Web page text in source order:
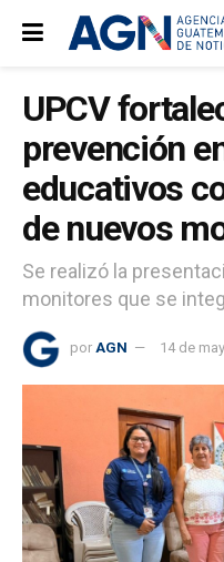
UPCV
prevención
educativos
de nuevos
Se realizó la
monitores que se
por AGN 14 de